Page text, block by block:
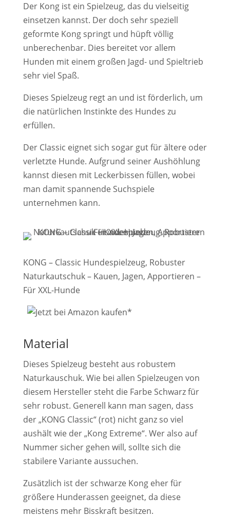
Der Kong ist ein Spielzeug, das du vielseitig
einsetzen kannst. Der doch sehr speziell
geformte Kong springt und hüpft völlig
unberechenbar. Dies bereitet vor allem
Hunden mit einem großen Jagd- und Spieltrieb
sehr viel Spaß.
Dieses Spielzeug regt an und ist förderlich, um
die natürlichen Instinkte des Hundes zu
erfüllen.
Der Classic eignet sich sogar gut für ältere oder
verletzte Hunde. Aufgrund seiner Aushöhlung
kannst diesen mit Leckerbissen füllen, wobei
man damit spannende Suchspiele
unternehmen kann.
KONG – Classic Hundespielzeug, Robuster
Naturkautschuk – Kauen, Jagen, Apportieren –
Für XXL-Hunde
Material
Dieses Spielzeug besteht aus robustem
Naturkauschuk. Wie bei allen Spielzeugen von
diesem Hersteller steht die Farbe Schwarz für
sehr robust. Generell kann man sagen, dass
der „KONG Classic“ (rot) nicht ganz so viel
aushält wie der „Kong Extreme“. Wer also auf
Nummer sicher gehen will, sollte sich die
stabilere Variante aussuchen.
Zusätzlich ist der schwarze Kong eher für
größere Hunderassen geeignet, da diese
meistens mehr Bisskraft besitzen.